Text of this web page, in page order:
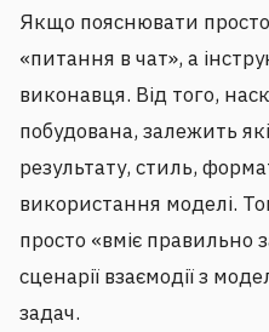
Якщо пояснювати
«питання в чат», а
виконавця. Від того,
побудована, залежить
результату, стиль,
використання моделі.
просто «вміє правильно
сценарії взаємодії з
задач.